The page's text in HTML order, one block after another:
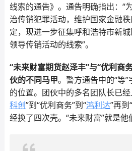
线索的通告》。通告明确指出：“
治传销犯罪活动，维护国家金融
定，现进一步征集呼和浩特市新城
领导传销活动的线索”。
“未来财富期货赵泽丰”与“优利商
伙的不同马甲。警方通告中的“等
的位置。团伙中的多名团队长已
科创”到“优利商务”到“鸿利达”再到“
经换了四次壳。“未来财富”就是他